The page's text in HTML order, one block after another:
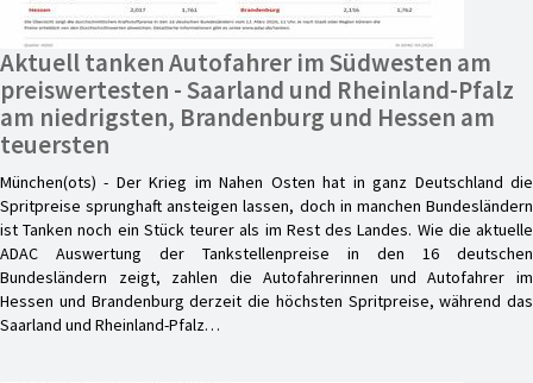
Aktuell tanken Autofahrer im Südwesten am
preiswertesten - Saarland und Rheinland-Pfalz
am niedrigsten, Brandenburg und Hessen am
teuersten
München(ots) - Der Krieg im Nahen Osten hat in ganz Deutschland die
Spritpreise sprunghaft ansteigen lassen, doch in manchen Bundesländern
ist Tanken noch ein Stück teurer als im Rest des Landes. Wie die aktuelle
ADAC Auswertung der Tankstellenpreise in den 16 deutschen
Bundesländern zeigt, zahlen die Autofahrerinnen und Autofahrer im
Hessen und Brandenburg derzeit die höchsten Spritpreise, während das
Saarland und Rheinland-Pfalz…